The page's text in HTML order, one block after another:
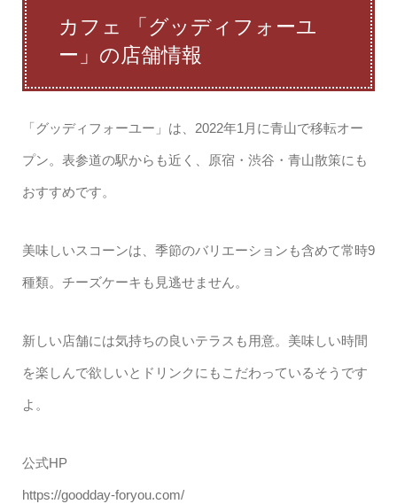
カフェ 「グッディフォーユ
ー」の店舗情報
「グッディフォーユー」は、2022年1月に青山で移転オー
プン。表参道の駅からも近く、原宿・渋谷・青山散策にも
おすすめです。
美味しいスコーンは、季節のバリエーションも含めて常時9
種類。チーズケーキも見逃せません。
新しい店舗には気持ちの良いテラスも用意。美味しい時間
を楽しんで欲しいとドリンクにもこだわっているそうです
よ。
公式HP
https://goodday-foryou.com/